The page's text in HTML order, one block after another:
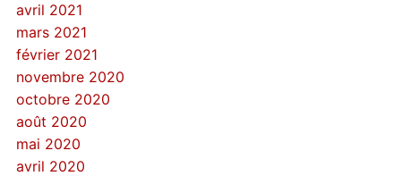
avril 2021
mars 2021
février 2021
novembre 2020
octobre 2020
août 2020
mai 2020
avril 2020